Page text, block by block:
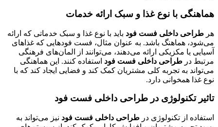
هماهنگی با نوع غذا و سبک ارائه خدمات
هر طراحی داخلی فست فود باید با نوع غذا و سبک خدماتی که ارائه
می‌شود، هماهنگ باشد. به عنوان مثال، فست فودهایی که غذاهای
آسیایی یا مکزیکی ارائه می‌دهند، می‌توانند از المان‌های فرهنگی
مرتبط در طراحی داخلی فست فود استفاده کنند. این هماهنگی
می‌تواند به تجربه کلی مشتریان کمک کند و فضایی ایجاد کند که با
نوع غذا همخوانی دارد.
تاثیر تکنولوژی در طراحی داخلی فست فود
استفاده از تکنولوژی در طراحی داخلی فست فود نیز می‌تواند به